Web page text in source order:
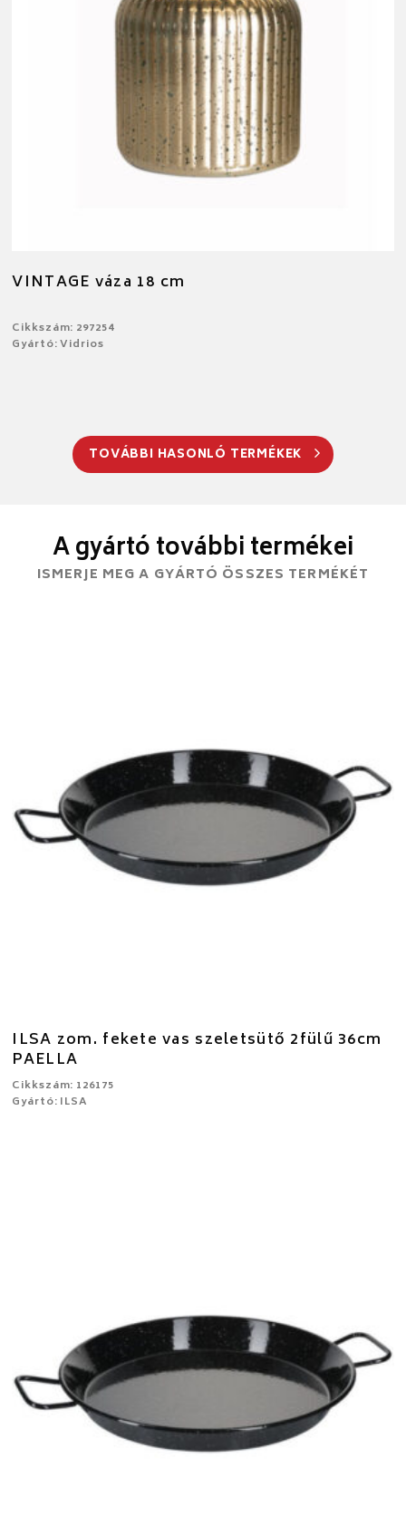
VINTAGE váza 18 cm
Cikkszám: 297254
Gyártó: Vidrios
TOVÁBBI HASONLÓ TERMÉKEK
A gyártó további termékei
ISMERJE MEG A GYÁRTÓ ÖSSZES TERMÉKÉT
ILSA zom. fekete vas szeletsütő 2fülű 36cm
PAELLA
Cikkszám: 126175
Gyártó: ILSA